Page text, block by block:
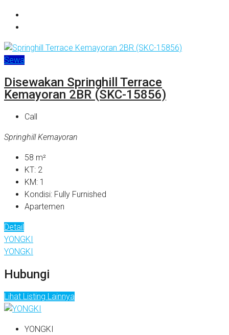
Sewa
Disewakan Springhill Terrace
Kemayoran 2BR (SKC-15856)
Call
Springhill Kemayoran
58 m²
KT: 2
KM: 1
Kondisi: Fully Furnished
Apartemen
Detail
YONGKI
YONGKI
Hubungi
Lihat Listing Lainnya
YONGKI